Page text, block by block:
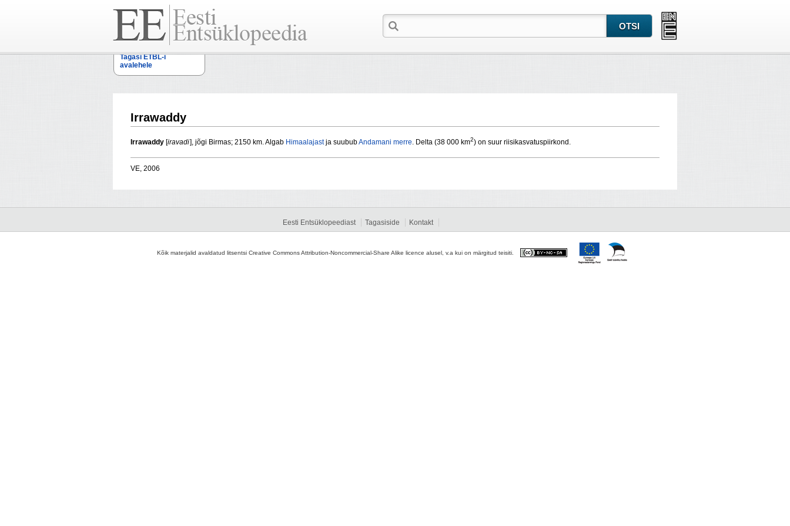
Tagasi ETBL-i
avalehele
Irrawaddy
Irrawaddy [iravadi], jõgi Birmas; 2150 km. Algab Himaalajastja suububAndamani merre. Delta (38 000 km2) on suur riisikasvatuspiirkond.
VE, 2006
Eesti Entsüklopeediast Tagasiside Kontakt
Kõik materjalid avaldatud litsentsi Creative Commons Attribution-Noncommercial-Share Alike licence alusel, v.a kui on märgitud teisiti.